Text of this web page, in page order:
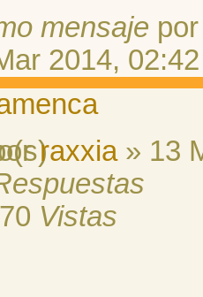
mensaje
2014, 02:42
raxxia» 13
Vistas